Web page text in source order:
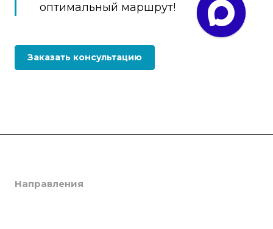
оптимальный маршрут!
Заказать консультацию
О компании
Направления